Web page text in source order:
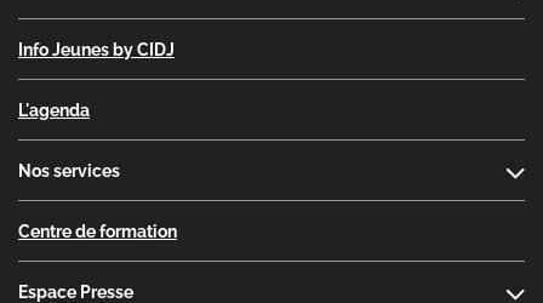
Info Jeunes by CIDJ
L'agenda
Nos services
Centre de formation
Espace Presse